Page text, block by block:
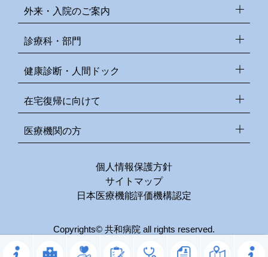
外来・入院のご案内
診療科・部門
健康診断・人間ドック
在宅復帰に向けて
医療機関の方
個人情報保護方針
サイトマップ
日本医療機能評価機構認定
Copyrights© 共和病院 all rights reserved.